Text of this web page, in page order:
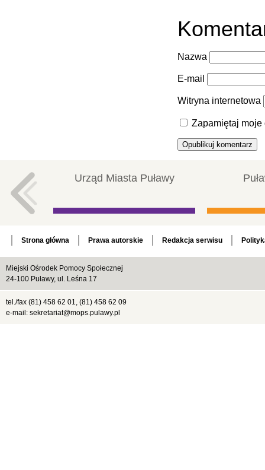
Nazwa
E-mail
Witryna internetowa
Zapamiętaj moje
Urząd Miasta Puławy
Strona główna Prawa autorskie Redakcja serwisu
Miejski Ośrodek Pomocy Społecznej
24-100 Puławy, ul. Leśna 17
tel./fax (81) 458 62 01, (81) 458 62 09
e-mail: sekretariat@mops.pulawy.pl